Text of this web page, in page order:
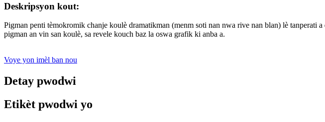
Deskripsyon kout:
Pigman penti tèmokromik chanje koulè dramatikman (menm soti nan nwa rive nan blan) lè tanperati
pigman an vin san koulè, sa revele kouch baz la oswa grafik ki anba a.
Voye yon imèl ban nou
Detay pwodwi
Etikèt pwodwi yo